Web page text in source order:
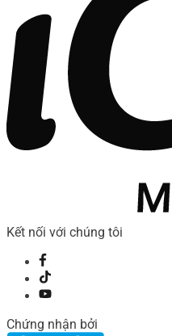
Kết nối với chúng tôi
Chứng nhận bởi